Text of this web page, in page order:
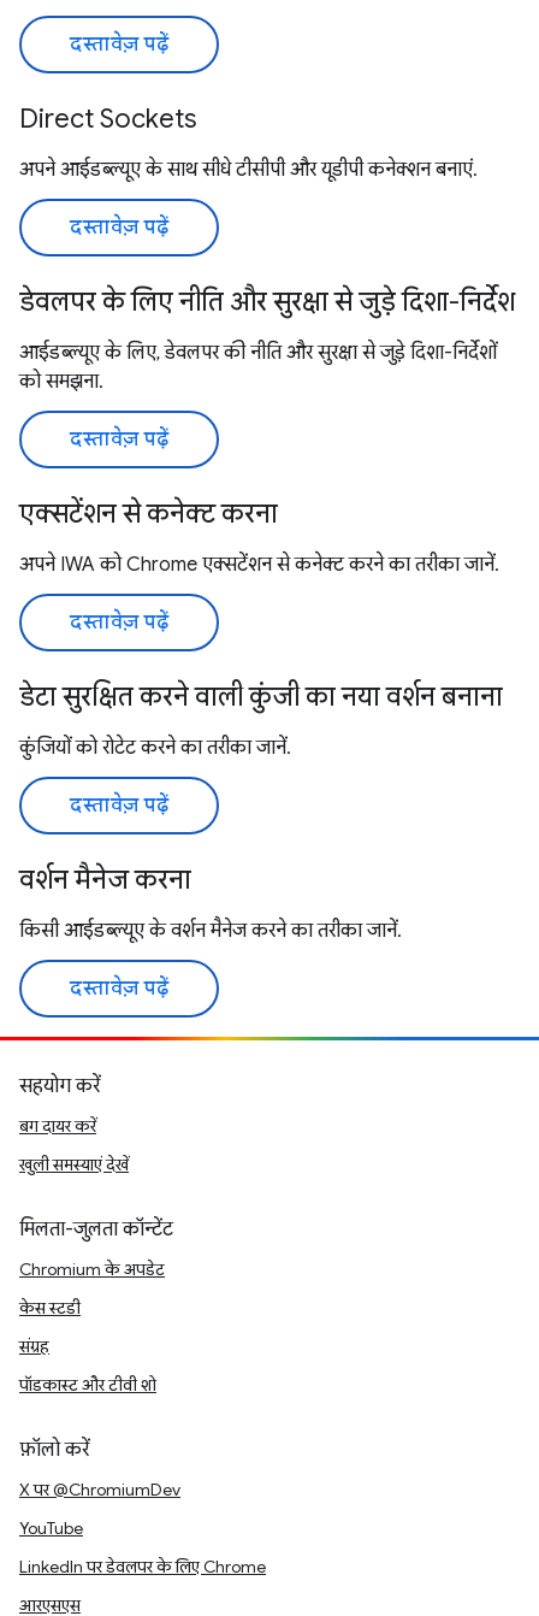
दस्तावेज़ पढ़ें
Direct Sockets
अपने आईडब्ल्यूए के साथ सीधे टीसीपी और यूडीपी कनेक्शन बनाएं.
दस्तावेज़ पढ़ें
डेवलपर के लिए नीति और सुरक्षा से जुड़े दिशा-निर्देश
आईडब्ल्यूए के लिए, डेवलपर की नीति और सुरक्षा से जुड़े दिशा-निर्देशों
को समझना.
दस्तावेज़ पढ़ें
एक्सटेंशन से कनेक्ट करना
अपने IWA को Chrome एक्सटेंशन से कनेक्ट करने का तरीका जानें.
दस्तावेज़ पढ़ें
डेटा सुरक्षित करने वाली कुंजी का नया वर्शन बनाना
कुंजियों को रोटेट करने का तरीका जानें.
दस्तावेज़ पढ़ें
वर्शन मैनेज करना
किसी आईडब्ल्यूए के वर्शन मैनेज करने का तरीका जानें.
दस्तावेज़ पढ़ें
सहयोग करें
बग दायर करें
खुली समस्याएं देखें
मिलता-जुलता कॉन्टेंट
Chromium के अपडेट
केस स्टडी
संग्रह
पॉडकास्ट और टीवी शो
फ़ॉलो करें
X पर @ChromiumDev
YouTube
LinkedIn पर डेवलपर के लिए Chrome
आरएसएस